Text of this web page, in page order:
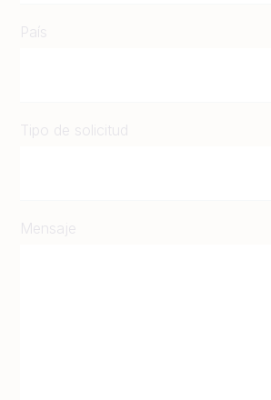
País
Tipo de solicitud
Mensaje